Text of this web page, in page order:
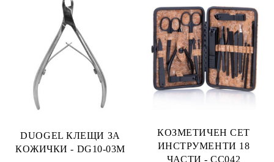
DUOGEL КЛЕЩИ ЗА
КОЖИЧКИ - DG10-03M
КОЗМЕТИЧЕН СЕТ
ИНСТРУМЕНТИ 18
ЧАСТИ - CC042